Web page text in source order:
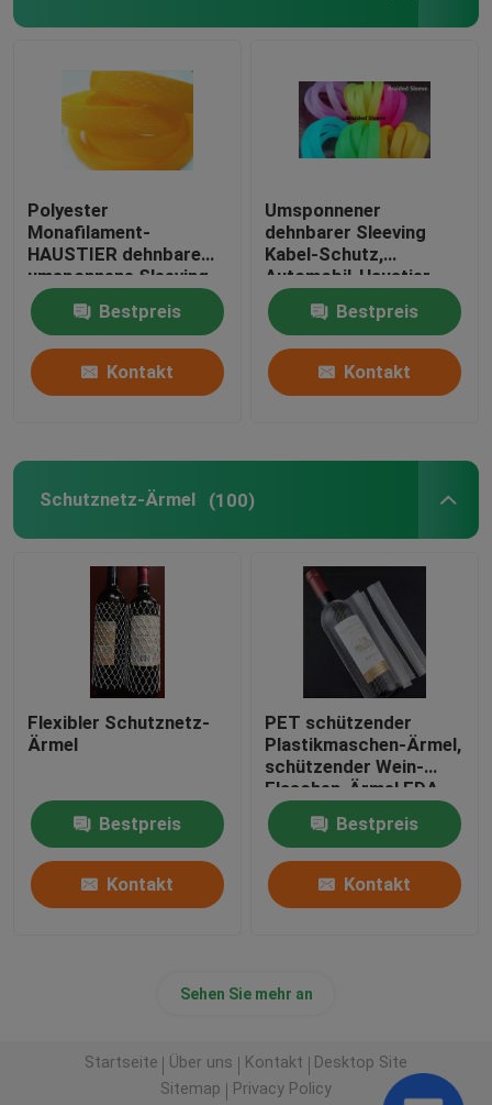
Polyester
Monafilament-
HAUSTIER dehnbare
umsponnene Sleeving
Kabel-Schutzhüllen
Bestpreis
Kontakt
Umsponnener
dehnbarer Sleeving
Kabel-Schutz,
Automobil-Haustier-
dehnbares
umsponnenes Sleeving
Schwarzes
Bestpreis
Kontakt
Schutznetz-Ärmel (100)
Flexibler Schutznetz-
Ärmel
Bestpreis
Kontakt
PET schützender
Plastikmaschen-Ärmel,
schützender Wein-
Flaschen-Ärmel FDA-
gebilligt
Bestpreis
Kontakt
Sehen Sie mehr an
Startseite Über uns Kontakt
Desktop Site
Sitemap
Privacy Policy